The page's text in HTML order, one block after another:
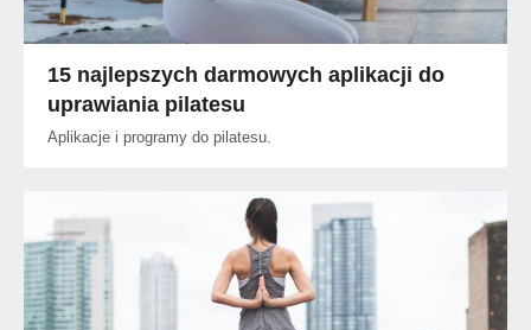
15 najlepszych darmowych aplikacji do
uprawiania pilatesu
Aplikacje i programy do pilatesu.